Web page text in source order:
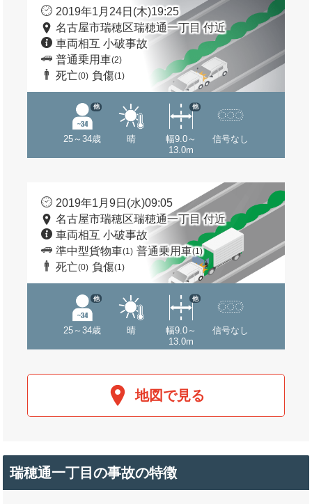
2019年1月24日(木)19:25
名古屋市瑞穂区瑞穂通一丁目 付近
車両相互 小破事故
普通乗用車(2)
死亡(0) 負傷(1)
25～34歳
他
晴
幅9.0～
13.0m
他
信号なし
2019年1月9日(水)09:05
名古屋市瑞穂区瑞穂通一丁目 付近
車両相互 小破事故
準中型貨物車(1) 普通乗用車(1)
死亡(0) 負傷(1)
25～34歳
他
晴
幅9.0～
13.0m
他
信号なし
地図で見る
瑞穂通一丁目の事故の特徴